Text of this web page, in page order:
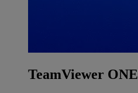
TeamViewer ONE